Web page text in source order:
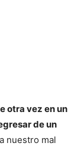
otra vez en un
de un
nuestro mal